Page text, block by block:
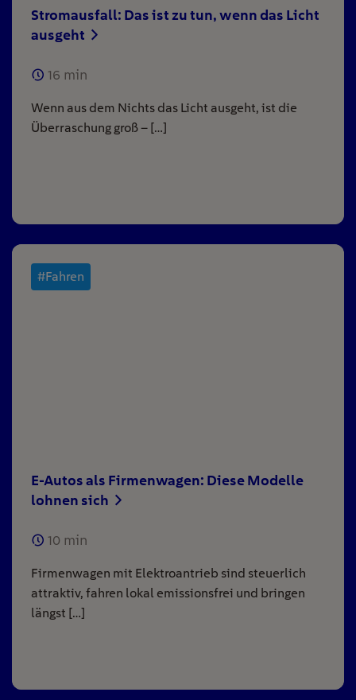
Stromausfall: Das ist zu tun, wenn das Licht
ausgeht
16 min
Wenn aus dem Nichts das Licht ausgeht, ist die
Überraschung groß – […]
#Fahren
E-Autos als Firmenwagen: Diese Modelle
lohnen sich
10 min
Firmenwagen mit Elektroantrieb sind steuerlich
attraktiv, fahren lokal emissionsfrei und bringen
längst […]